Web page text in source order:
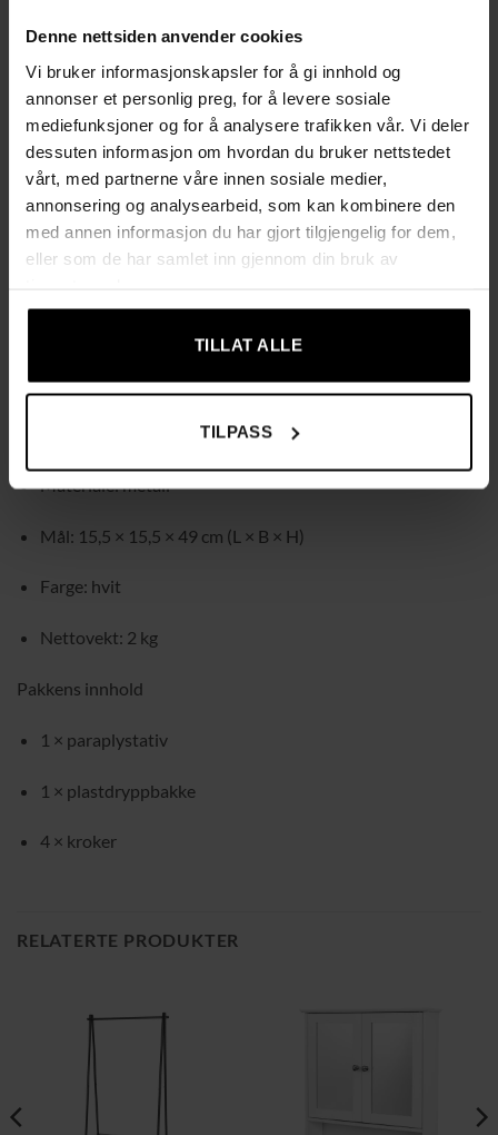
Denne nettsiden anvender cookies
Vi bruker informasjonskapsler for å gi innhold og
annonser et personlig preg, for å levere sosiale
mediefunksjoner og for å analysere trafikken vår. Vi deler
dessuten informasjon om hvordan du bruker nettstedet
vårt, med partnerne våre innen sosiale medier,
annonsering og analysearbeid, som kan kombinere den
med annen informasjon du har gjort tilgjengelig for dem,
eller som de har samlet inn gjennom din bruk av
TILLAT ALLE
TILPASS
perfekt for lange paraplyer
4 medfølgende kroker (2 lange og 2 korte) gjør det enkelt å
henge små sammenleggbare paraplyer slik at de ikke
samler seg i bunnen
Tilfører stil til gangen og samler alle paraplyer på ett og
samme sted
enklere å holde gulvet tørt og rent
Passer også som dekorativ detalj i stue eller på kontor for
et mer hjemmekoselig inntrykk
Materiale: metall
Mål: 15,5 × 15,5 × 49 cm (L × B × H)
Farge: hvit
Nettovekt: 2 kg
Pakkens innhold
1 × paraplystativ
1 × plastdryppbakke
4 × kroker
RELATERTE PRODUKTER